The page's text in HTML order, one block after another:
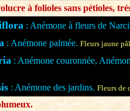
à folioles sans pétioles,
: Anémone à fleurs de
: Anémone palmée. Fleurs jaune
: Anémone couronnée,
: Anémone des jardins. Fleurs de